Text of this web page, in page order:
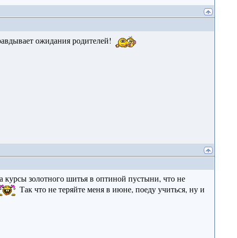
ожидания родителей!
курсы золотного шитья в оптиной пустыни, что не
Так что не теряйте меня в июне, поеду учиться, ну и